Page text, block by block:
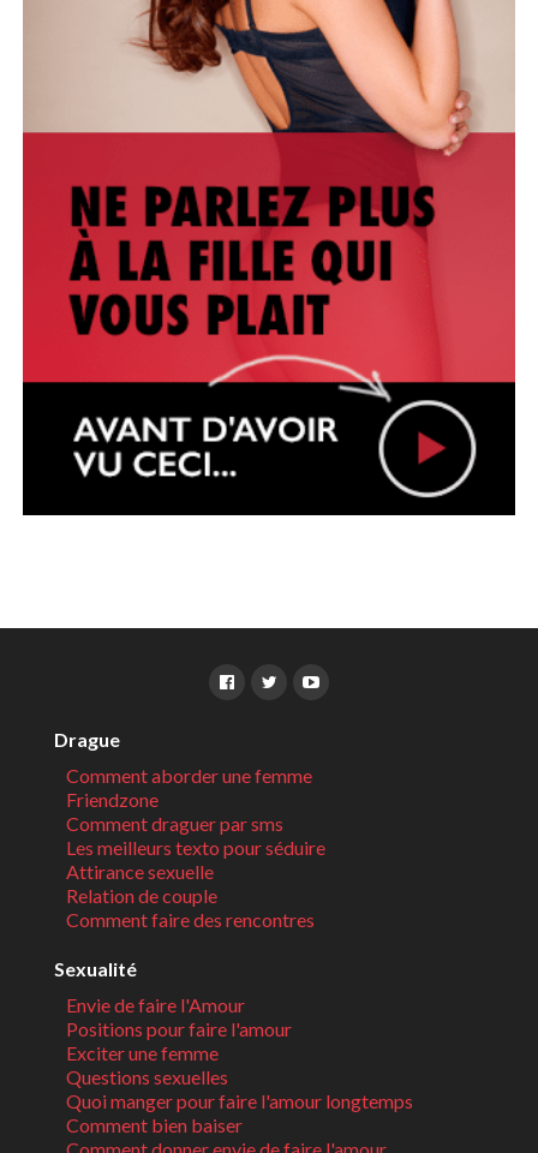
Drague
Comment aborder une femme
Friendzone
Comment draguer par sms
Les meilleurs texto pour séduire
Attirance sexuelle
Relation de couple
Comment faire des rencontres
Sexualité
Envie de faire l'Amour
Positions pour faire l'amour
Exciter une femme
Questions sexuelles
Quoi manger pour faire l'amour longtemps
Comment bien baiser